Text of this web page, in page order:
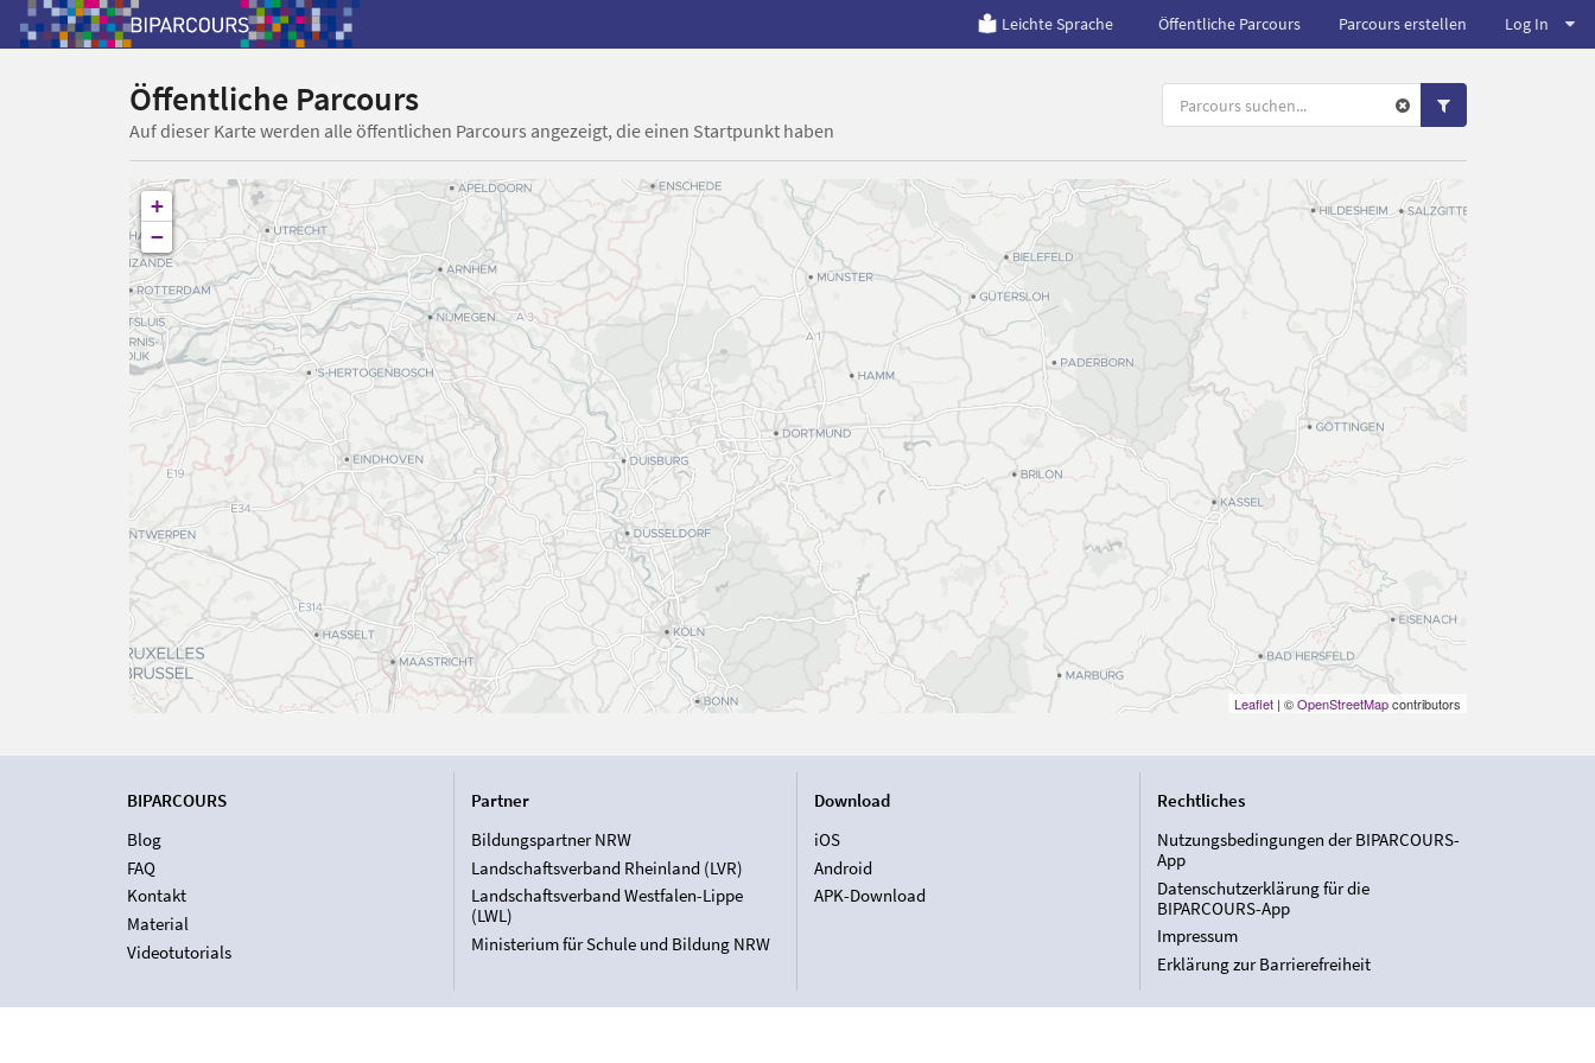
Leichte Sprache Öffentliche Parcours Parcours erstellen Log In
Öffentliche Parcours
Auf dieser Karte werden alle öffentlichen Parcours angezeigt, die einen Startpunkt haben
+
−
Leaflet| ©OpenStreetMapcontributors
BIPARCOURS
Blog
FAQ
Kontakt
Material
Videotutorials
Partner
Bildungspartner NRW
Landschaftsverband Rheinland (LVR)
Landschaftsverband Westfalen-Lippe
(LWL)
Ministerium für Schule und Bildung NRW
Download
iOS
Android
APK-Download
Rechtliches
Nutzungsbedingungen der BIPARCOURS-
App
Datenschutzerklärung für die
BIPARCOURS-App
Impressum
Erklärung zur Barrierefreiheit